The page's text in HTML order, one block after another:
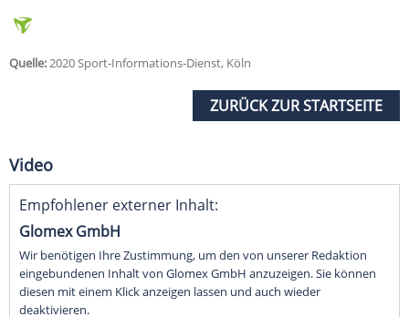
Quelle:2020 Sport-Informations-Dienst, Köln
ZURÜCK ZUR STARTSEITE
Video
Empfohlener externer Inhalt:
Glomex GmbH
Wir benötigen Ihre Zustimmung, um den von unserer Redaktion
eingebundenen Inhalt von Glomex GmbH anzuzeigen. Sie können
diesen mit einem Klick anzeigen lassen und auch wieder
deaktivieren.